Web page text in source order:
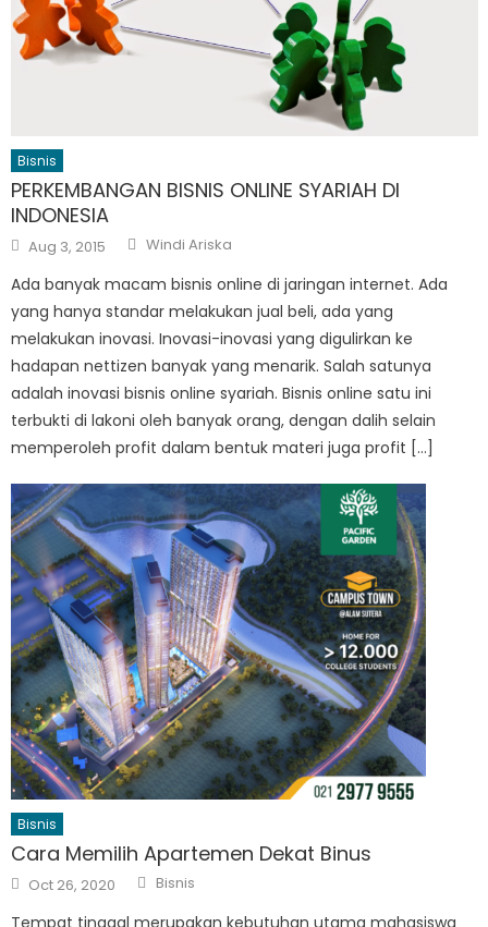
Bisnis
PERKEMBANGAN BISNIS ONLINE SYARIAH DI
INDONESIA
Posted
on
Aug 3, 2015 Author
Windi Ariska
Ada banyak macam bisnis online di jaringan internet. Ada
yang hanya standar melakukan jual beli, ada yang
melakukan inovasi. Inovasi-inovasi yang digulirkan ke
hadapan nettizen banyak yang menarik. Salah satunya
adalah inovasi bisnis online syariah. Bisnis online satu ini
terbukti di lakoni oleh banyak orang, dengan dalih selain
memperoleh profit dalam bentuk materi juga profit […]
Bisnis
Cara Memilih Apartemen Dekat Binus
Posted
on
Oct 26, 2020 Author
Bisnis